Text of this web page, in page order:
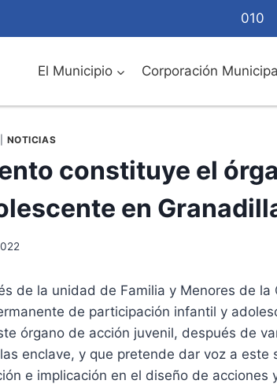
010
El Municipio Corporación
NOTICIAS
constituye el
en
de la unidad de Familia y Menores de la
de participación infantil y
órgano de acción juvenil, después de
enclave, y que pretende dar voz a este
e implicación en el diseño de acciones